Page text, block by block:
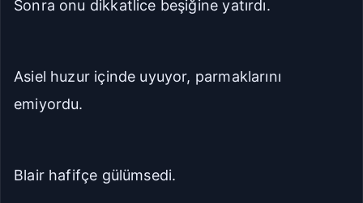
Sonra onu dikkatlice beşiğine yatırdı.
Asiel huzur içinde uyuyor, parmaklarını
emiyordu.
Blair hafifçe gülümsedi.